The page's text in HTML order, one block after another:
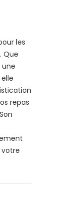
les
Que
une
repas